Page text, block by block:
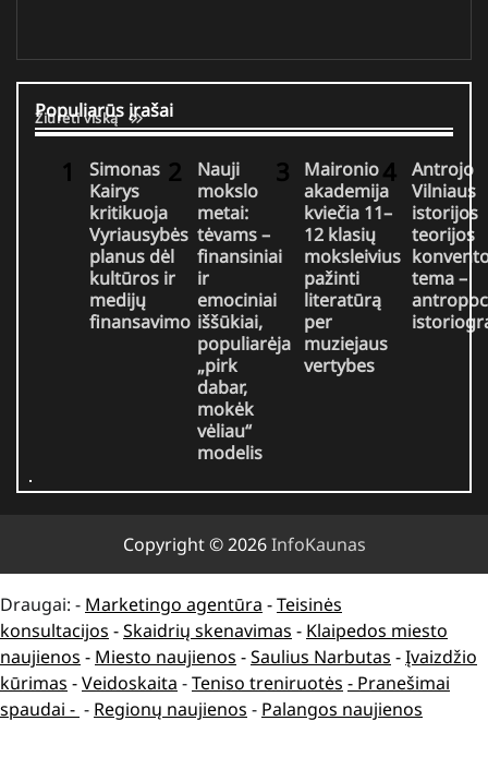
Populiarūs įrašai
Žiūrėti viską
Simonas
Kairys
kritikuoja
Vyriausybės
planus dėl
kultūros ir
medijų
finansavimo
Nauji
mokslo
metai:
tėvams –
finansiniai
ir
emociniai
iššūkiai,
populiarėja
„pirk
dabar,
mokėk
vėliau“
modelis
Maironio
akademija
kviečia 11–
12 klasių
moksleivius
pažinti
literatūrą
per
muziejaus
vertybes
Antrojo
Vilniaus
istorijos
teorijos
tema –
Copyright © 2026InfoKaunas
Draugai: - Marketingo agentūra -Teisinės
konsultacijos -Skaidrių skenavimas - Klaipedos miesto
naujienos - Miesto naujienos -Saulius Narbutas -Įvaizdžio
kūrimas -Veidoskaita -Teniso treniruotės - Pranešimai
spaudai - - Regionų naujienos - Palangos naujienos